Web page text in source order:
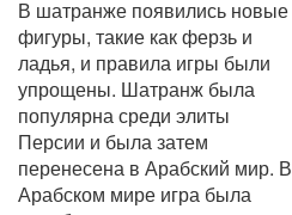
В шатранже появились новые
фигуры, такие как ферзь и
ладья, и правила игры были
упрощены. Шатранж была
популярна среди элиты
Персии и была затем
перенесена в Арабский мир. В
Арабском мире игра была